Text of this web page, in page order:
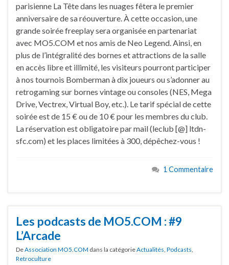
parisienne La Tête dans les nuages fêtera le premier
anniversaire de sa réouverture. À cette occasion, une
grande soirée freeplay sera organisée en partenariat
avec MO5.COM et nos amis de Neo Legend. Ainsi, en
plus de l’intégralité des bornes et attractions de la salle
en accès libre et illimité, les visiteurs pourront participer
à nos tournois Bomberman à dix joueurs ou s’adonner au
retrogaming sur bornes vintage ou consoles (NES, Mega
Drive, Vectrex, Virtual Boy, etc.). Le tarif spécial de cette
soirée est de 15 € ou de 10 € pour les membres du club.
La réservation est obligatoire par mail (leclub [@] ltdn-
sfc.com) et les places limitées à 300, dépêchez-vous !
1 Commentaire
Les podcasts de MO5.COM : #9
L’Arcade
DeAssociation MO5.COM dans la catégorieActualités Podcasts
Retroculture